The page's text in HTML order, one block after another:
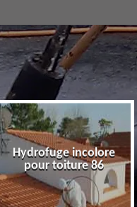
Hydrofuge incolore
pour toiture 86